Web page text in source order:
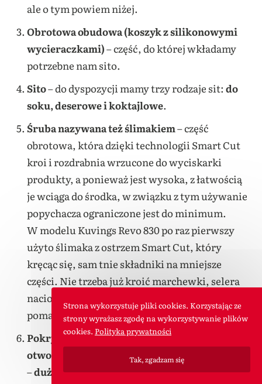
ale o tym powiem niżej.
Obrotowa obudowa (koszyk z silikonowymi
wycieraczkami)– część, do której wkładamy
potrzebne nam sito.
Sito– do dyspozycji mamy trzy rodzaje sit: do
soku, deserowe i koktajlowe.
Śruba nazywana też ślimakiem– część
obrotowa, która dzięki technologii Smart Cut
kroi i rozdrabnia wrzucone do wyciskarki
produkty, a ponieważ jest wysoka, z łatwością
je wciąga do środka, w związku z tym używanie
popychacza ograniczone jest do minimum.
W modelu Kuvings Revo 830 po raz pierwszy
użyto ślimaka z ostrzem Smart Cut, który
kręcąc się, sam tnie składniki na mniejsze
części. Nie trzeba już kroić marchewki, selera
naciowego, wkładamy także w całości jabłka,
pomarańcze, które ślimak także sam potnie.
Pokrywa– na jej szczycie znajdują się
otwory
–duży o średnicy 88 mmtzw.podajnik z
Strona wykorzystuje pliki cookies. Korzystając ze
strony wyrażasz zgodę na wykorzystywanie plików
cookies. Polityka prywatności
Tak, zgadzam się